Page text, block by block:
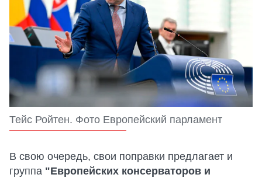
Тейс Ройтен. Фото Европейский парламент
В свою очередь, свои поправки предлагает и
группа "Европейских консерваторов и